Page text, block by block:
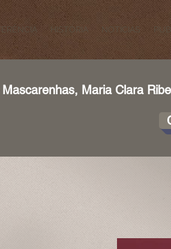
HISTÓRIA NOTÍCIAS
Maria Clara